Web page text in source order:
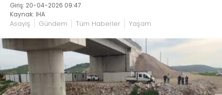
Giriş: 20-04-2026 09:47
Kaynak: İHA
Asayiş Gündem Tüm Haberler Yaşam